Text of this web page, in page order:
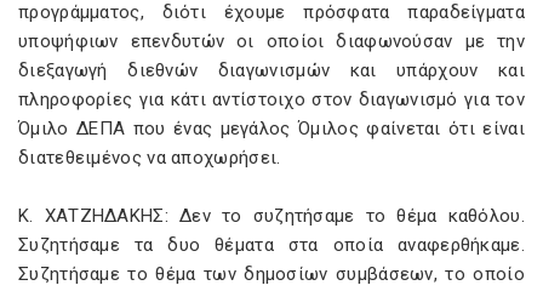
προγράμματος, διότι έχουμε πρόσφατα παραδείγματα
υποψήφιων επενδυτών οι οποίοι διαφωνούσαν με την
διεξαγωγή διεθνών διαγωνισμών και υπάρχουν και
πληροφορίες για κάτι αντίστοιχο στον διαγωνισμό για τον
Όμιλο ΔΕΠΑ που ένας μεγάλος Όμιλος φαίνεται ότι είναι
διατεθειμένος να αποχωρήσει.
Κ. ΧΑΤΖΗΔΑΚΗΣ: Δεν το συζητήσαμε το θέμα καθόλου.
Συζητήσαμε τα δυο θέματα στα οποία αναφερθήκαμε.
Συζητήσαμε το θέμα των δημοσίων συμβάσεων, το οποίο